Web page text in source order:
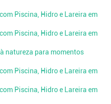
natureza para momentos